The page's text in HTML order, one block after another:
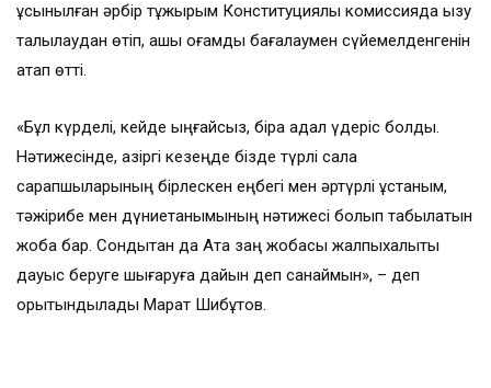
ұсынылған әрбір тұжырым Конституциялық комиссияда қызу
талқылаудан өтіп, ашық қоғамдық бағалаумен сүйемелденгенін
атап өтті.
«Бұл күрделі, кейде ыңғайсыз, бірақ адал үдеріс болды.
Нәтижесінде, қазіргі кезеңде бізде түрлі сала
сарапшыларының бірлескен еңбегі мен әртүрлі ұстаным,
тәжірибе мен дүниетанымының нәтижесі болып табылатын
жоба бар. Сондықтан да Ата заң жобасы жалпыхалықтық
дауыс беруге шығаруға дайын деп санаймын», – деп
қорытындылады Марат Шибұтов.